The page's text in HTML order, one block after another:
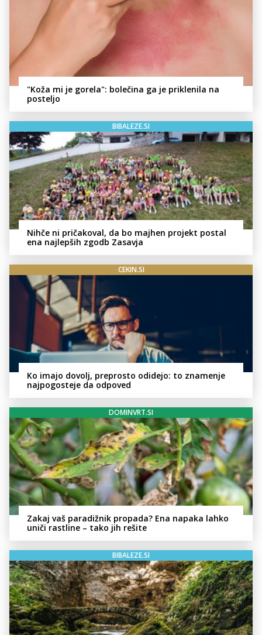
"Koža mi je gorela": bolečina ga je priklenila na
posteljo
BIBALEZE.SI
Nihče ni pričakoval, da bo majhen projekt postal
ena najlepših zgodb Zasavja
CEKIN.SI
Ko imajo dovolj, preprosto odidejo: to znamenje
najpogosteje da odpoved
DOMINVRT.SI
Zakaj vaš paradižnik propada? Ena napaka lahko
uniči rastline – tako jih rešite
BIBALEZE.SI